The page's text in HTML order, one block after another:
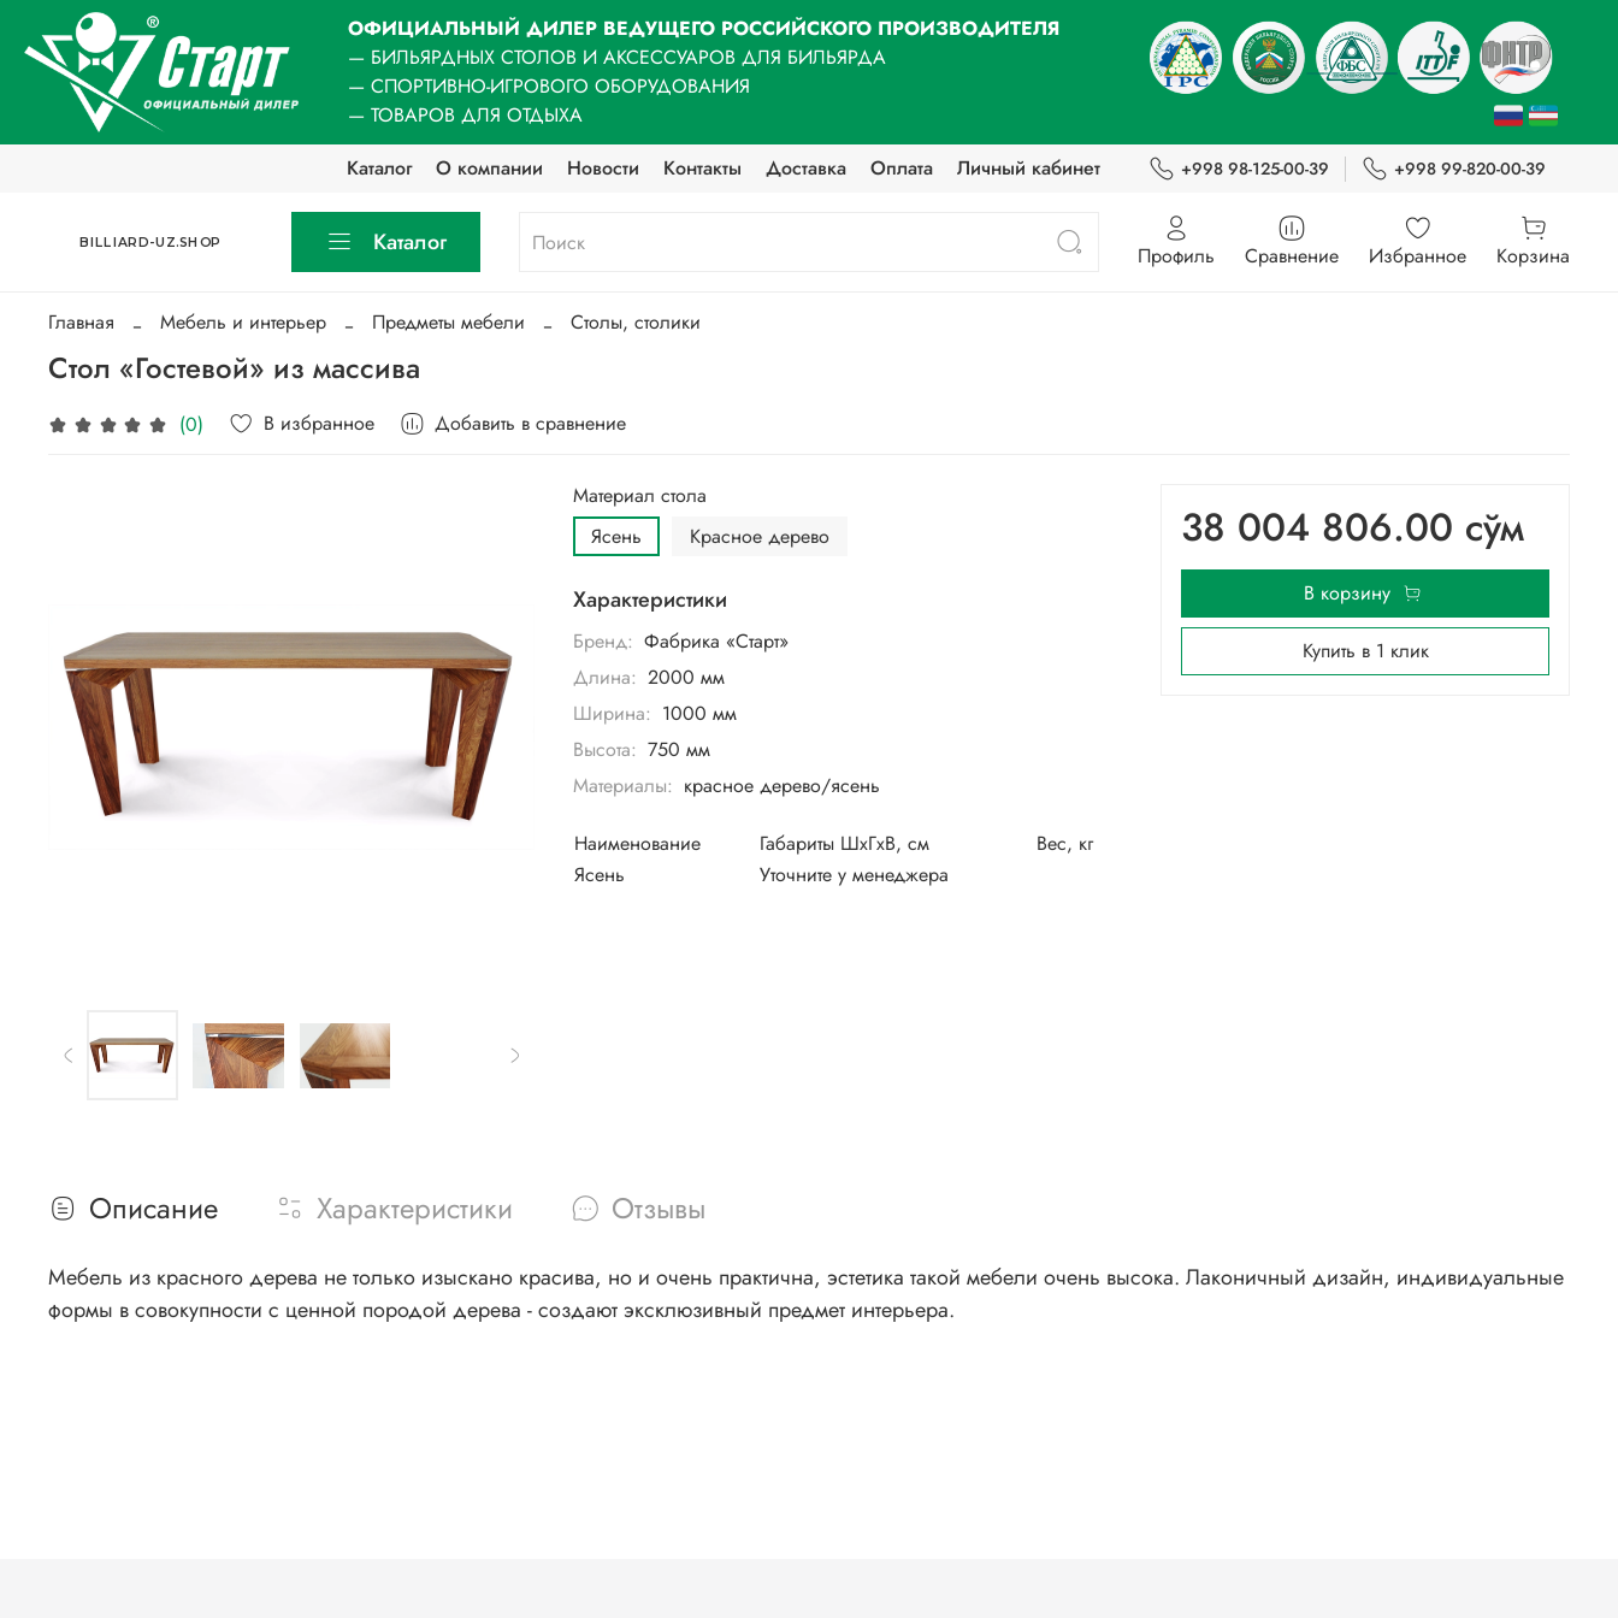
ОФИЦИАЛЬНЫЙ ДИЛЕР ВЕДУЩЕГО РОССИЙСКОГО ПРОИЗВОДИТЕЛЯ
— БИЛЬЯРДНЫХ СТОЛОВ И АКСЕССУАРОВ ДЛЯ БИЛЬЯРДА
— СПОРТИВНО-ИГРОВОГО ОБОРУДОВАНИЯ
— ТОВАРОВ ДЛЯ ОТДЫХА
Каталог
О компании Новости Контакты Доставка Оплата Личный кабинет +998 98-125-00-39 +998 99-820-00-39
BILLIARD-UZ.SHOP Каталог Профиль Сравнение Избранное Корзина
Главная Мебель и интерьер Предметы мебели Столы, столики
Стол «Гостевой» из массива
(0) В избранное Добавить в сравнение
Материал стола
Ясень
Красное дерево
Характеристики
Бренд: Фабрика «Старт»
Длина: 2000 мм
Ширина: 1000 мм
Высота: 750 мм
Материалы: красное дерево/ясень
Наименование Габариты ШхГхВ, см
Вес, кг
Ясень
Уточните у менеджера
38 004 806.00 сўм
В корзину
Купить в 1 клик
Описание Характеристики Отзывы
Мебель из красного дерева не только изыскано красива, но и очень практична, эстетика такой мебели очень высока. Лаконичный дизайн, индивидуальные
формы в совокупности с ценной породой дерева - создают эксклюзивный предмет интерьера.